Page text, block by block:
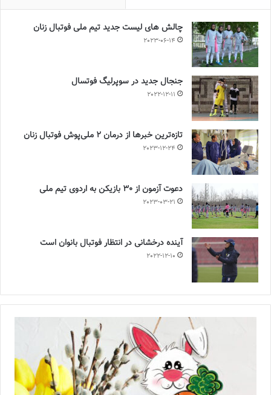
چالش هاى ليست جدید تيم ملى فوتبال زنان
2023-06-14
جنجال جدید در سوپرلیگ فوتسال
2022-12-11
تازه‌ترین خبرها از درمان ۲ ملی‌پوش فوتبال زنان
2023-12-24
دعوت آزمون از 30 بازیکن به اردوی تیم ملی
2023-03-21
آینده درخشانی در انتظار فوتبال بانوان است
2022-12-10